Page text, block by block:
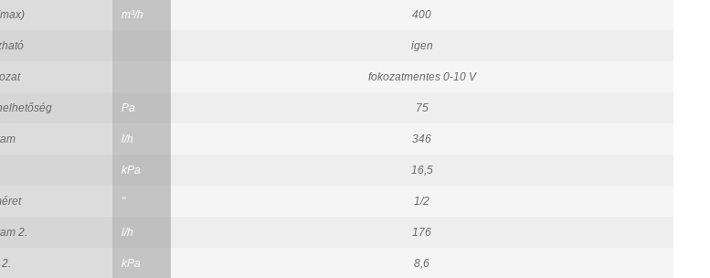
m³/h 400
igen
fokozatmentes 0-10 V
Pa 75
l/h 346
kPa 16,5
" 1/2
2. l/h 176
kPa 8,6